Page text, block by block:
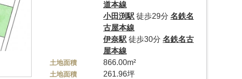
道本線
小田渕駅 徒歩29分名鉄名
古屋本線
伊奈駅 徒歩30分名鉄名古
屋本線
土地面積 866.00m²
土地面積
261.96坪